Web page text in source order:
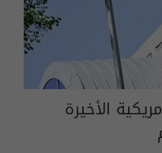
الأخيرة